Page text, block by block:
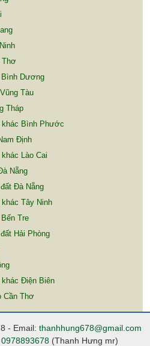
Thơ
Bình Dương
Tàu
Tháp
khác Bình Phước
Định
Lào Cai
Nẵng
Đà Nẵng
Tây Ninh
Tre
Hải Phòng
khác Điện Biên
Cần Thơ
- Email: thanhhung678@gmail.com
0978893678(Thanh Hưng mr)